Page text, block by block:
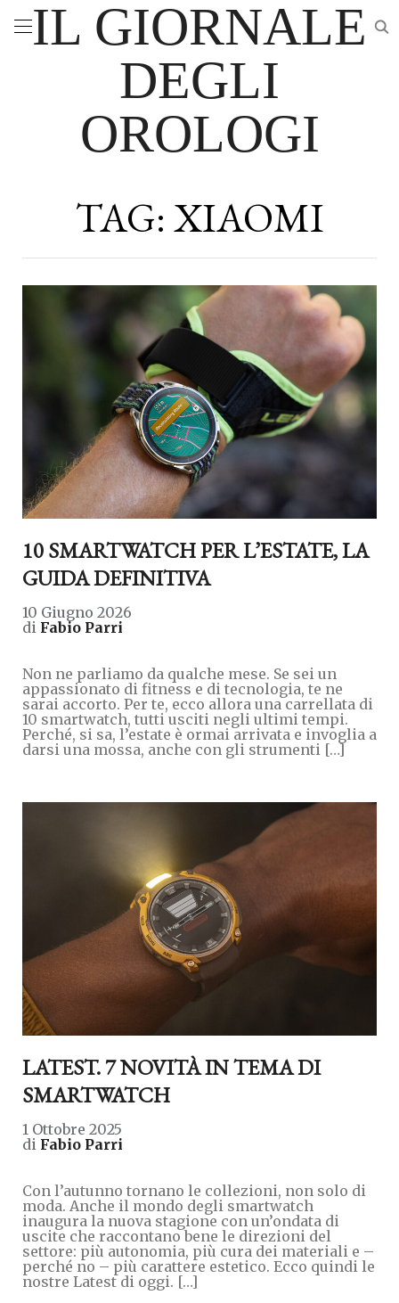
IL GIORNALE
DEGLI
OROLOGI
TAG: XIAOMI
10 SMARTWATCH PER L’ESTATE, LA
GUIDA DEFINITIVA
10 Giugno 2026
di Fabio Parri
Non ne parliamo da qualche mese. Se sei un
appassionato di fitness e di tecnologia, te ne
sarai accorto. Per te, ecco allora una carrellata di
10 smartwatch, tutti usciti negli ultimi tempi.
Perché, si sa, l’estate è ormai arrivata e invoglia a
darsi una mossa, anche con gli strumenti […]
LATEST. 7 NOVITÀ IN TEMA DI
SMARTWATCH
1 Ottobre 2025
di Fabio Parri
Con l’autunno tornano le collezioni, non solo di
moda. Anche il mondo degli smartwatch
inaugura la nuova stagione con un’ondata di
uscite che raccontano bene le direzioni del
settore: più autonomia, più cura dei materiali e –
perché no – più carattere estetico. Ecco quindi le
nostre Latest di oggi. […]